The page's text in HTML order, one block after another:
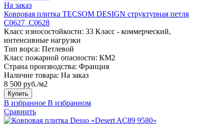
На заказ
Ковровая плитка TECSOM DESIGN структурная петля
C0627_C0628
Класс износостойкости: 33 Класс - коммерческий,
интенсивные нагрузки
Тип ворса: Петлевой
Класс пожарной опасности: КМ2
Страна производства: Франция
Наличие товара: На заказ
8 500 руб./м2
Купить
В избранное В избранном
Сравнить